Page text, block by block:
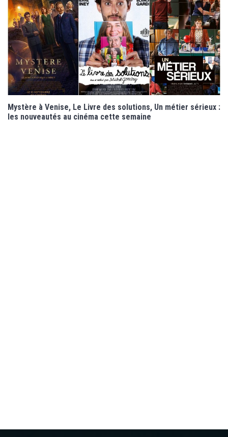
Mystère à Venise, Le Livre des solutions, Un métier sérieux :
les nouveautés au cinéma cette semaine